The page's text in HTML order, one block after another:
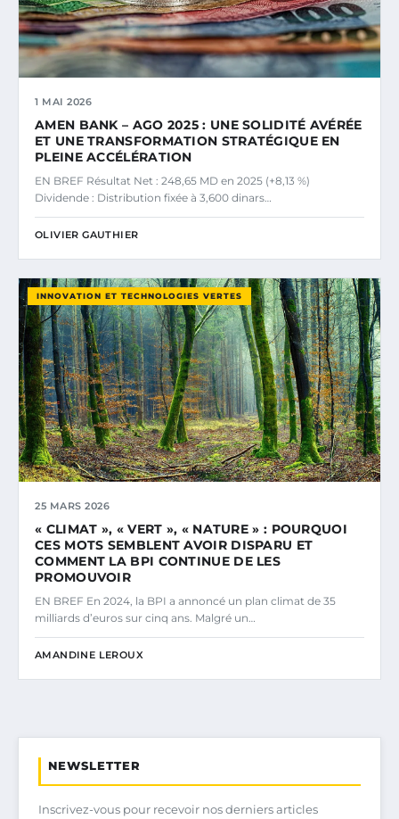
1 MAI 2026
AMEN BANK – AGO 2025 : UNE SOLIDITÉ AVÉRÉE
ET UNE TRANSFORMATION STRATÉGIQUE EN
PLEINE ACCÉLÉRATION
EN BREF Résultat Net : 248,65 MD en 2025 (+8,13 %)
Dividende : Distribution fixée à 3,600 dinars…
OLIVIER GAUTHIER
INNOVATION ET TECHNOLOGIES VERTES
25 MARS 2026
« CLIMAT », « VERT », « NATURE » : POURQUOI
CES MOTS SEMBLENT AVOIR DISPARU ET
COMMENT LA BPI CONTINUE DE LES
PROMOUVOIR
EN BREF En 2024, la BPI a annoncé un plan climat de 35
milliards d’euros sur cinq ans. Malgré un…
AMANDINE LEROUX
NEWSLETTER
Inscrivez-vous pour recevoir nos derniers articles